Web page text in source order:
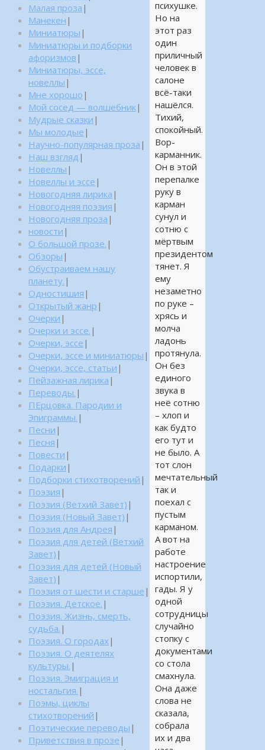
психушке.
Но на
этот раз
один
приличный
человек в
салоне
всё-таки
нашёлся.
Тихий,
спокойный.
Вор-
карманник.
Он в этой
перепалке
руку в
карман
сунул и
сотню с
мёртвым
президентом
тянет. Я
ему
незаметно
по руке –
хрясь и
молча
ладонь
протянула.
Он без
единого
звука в
неё сотню
– хлоп и
как будто
его тут и
не было. А
тот слон
мечтательный
так и
поехал с
пустым
карманом.
А вот на
работе
настроение
испортили,
гады. Я у
одной
сотрудницы
случайно
стопку с
документами
со стола
смахнула.
Она даже
слова не
сказала,
собрала
их и два
Малая проза |
Манекен |
Миниатюры |
Миниатюры и подборки
афоризмов |
Миниатюры, эссе,
новеллы |
Мне хорошо |
Мой сосед — волшебник|
Мудрые сказки |
Мы молодые |
Научно-популярная проза |
Наш взгляд |
Новеллы |
Новеллы и эссе |
Новогодняя лирика |
Новогодняя поэзия |
Новогодняя проза |
новости |
О большой прозе. |
Обзоры |
Обустраиваем нашу
планету. |
Одностишия |
Открытый жанр |
Очерки |
Очерки и эссе. |
Очерки, эссе |
Очерки, эссе и миниатюры |
Очерки, эссе, статьи |
Пейзажная лирика |
Переводы. |
ПЕрцовка. Пародии и
Эпиграммы. |
Песни |
Песня |
Повести |
Подарки |
Подборки стихотворений |
Поэзия |
Поэзия (Ветхий Завет) |
Поэзия (Новый Завет) |
Поэзия для Андрея |
Поэзия для детей (Ветхий
Завет) |
Поэзия для детей (Новый
Завет) |
Поэзия от шести и старше |
Поэзия. Детское. |
Поэзия. Жизнь, смерть,
судьба. |
Поэзия. О городах |
Поэзия. О деятелях
культуры. |
Поэзия. Эмиграция и
ностальгия. |
Поэмы, циклы
стихотворений |
Поэтические переводы |
Приветствия в прозе |